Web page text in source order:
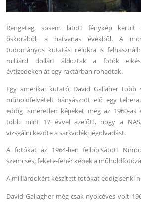
Rengeteg, sosem látott fénykép került
őskorából, a hatvanas évekből. A
tudományos kutatási célokra is
milliárd dollárt áldoztak a fotók
évtizedeken át egy raktárban rohadtak.
Egy amerikai kutató, David Gallaher több
műholdfelvételt bányászott elő egy
eddig ismeretlen képeket még az 1960-as
több mint 17 évvel azelőtt, hogy a
vizsgálni kezdte a sarkvidéki jégolvadást.
A fotókat az 1964-ben felbocsátott
szemcsés, fekete-fehér képek a
A milliárdokért készített fotókat eddig senki
David Gallagher még csak nyolcéves volt